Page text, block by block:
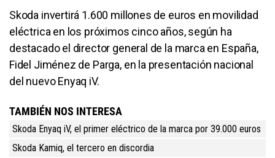
Skoda invertirá 1.600 millones de euros en movilidad
eléctrica en los próximos cinco años, según ha
destacado el director general de la marca en España,
Fidel Jiménez de Parga, en la presentación nacional
del nuevo Enyaq iV.
TAMBIÉN NOS INTERESA
Skoda Enyaq iV, el primer eléctrico de la marca por 39.000 euros
Skoda Kamiq, el tercero en discordia